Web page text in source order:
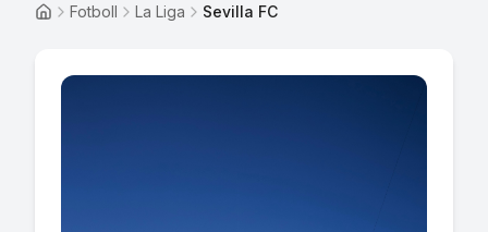
Hem Fotboll La Liga Sevilla FC